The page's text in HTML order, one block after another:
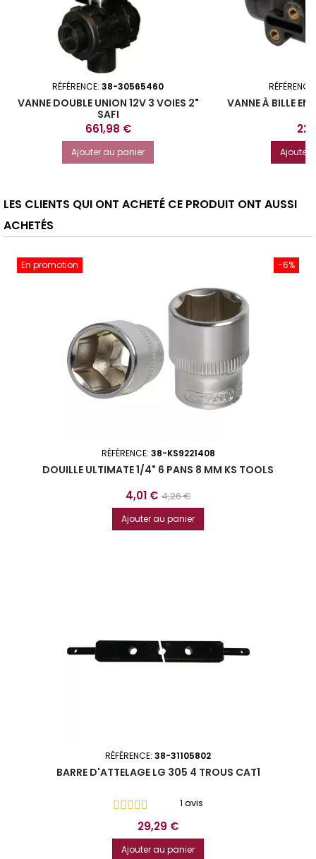
RÉFÉRENCE: 38-30565460
VANNE DOUBLE UNION 12V 3 VOIES 2"
SAFI
Prix
661,98 €
Ajouter au panier
VANNE À BILLE
Prix
Ajouter
LES CLIENTS QUI ONT ACHETÉ CE PRODUIT ONT AUSSI
ACHETÉS
-6%
En promotion
RÉFÉRENCE: 38-KS9221408
DOUILLE ULTIMATE 1/4" 6 PANS 8 MM KS TOOLS
Prix
4,01 € Prix
de
base
4,26 €
Ajouter au panier
RÉFÉRENCE: 38-31105802
BARRE D'ATTELAGE LG 305 4 TROUS CAT1
1 avis
Prix
29,29 €
Ajouter au panier